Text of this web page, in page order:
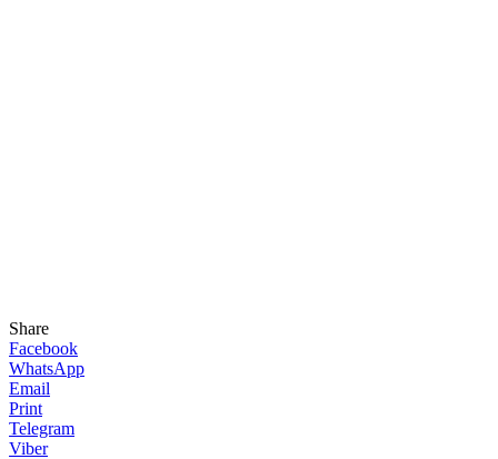
Share
Facebook
WhatsApp
Email
Print
Telegram
Viber